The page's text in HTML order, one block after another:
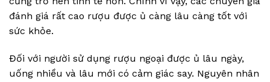
đánh giá rất cao rượu được ủ càng lâu càng tốt với
sức khỏe.
Đối với người sử dụng rượu ngoại được ủ lâu ngày,
uống nhiều và lâu mới có cảm giác say. Nguyên nhân